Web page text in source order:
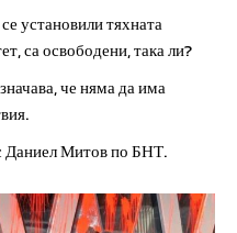
установили тяхната
са освободени, така ли?
че няма да има
Митов по БНТ.